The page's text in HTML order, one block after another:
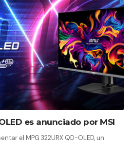
es anunciado por MSI
el MPG 322URX QD-OLED, un